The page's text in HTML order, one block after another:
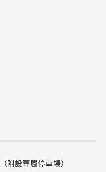
附設專屬停車場）